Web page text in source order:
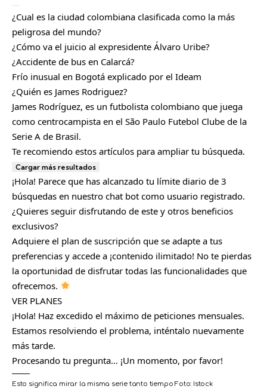
e
r
a
r
¿Cual es la ciudad colombiana clasificada como la más
peligrosa del mundo?
¿Cómo va el juicio al expresidente Álvaro Uribe?
¿Accidente de bus en Calarcá?
Frío inusual en Bogotá explicado por el Ideam
¿Quién es James Rodriguez?
James Rodríguez, es un futbolista colombiano que juega
como centrocampista en el São Paulo Futebol Clube de la
Serie A de Brasil.
Te recomiendo estos artículos para ampliar tu búsqueda.
Cargar más resultados
¡Hola! Parece que has alcanzado tu límite diario de 3
búsquedas en nuestro chat bot como usuario registrado.
¿Quieres seguir disfrutando de este y otros beneficios
exclusivos?
Adquiere el plan de suscripción que se adapte a tus
preferencias y accede a ¡contenido ilimitado! No te pierdas
la oportunidad de disfrutar todas las funcionalidades que
ofrecemos.
VER PLANES
¡Hola! Haz excedido el máximo de peticiones mensuales.
Estamos resolviendo el problema, inténtalo nuevamente
más tarde.
Procesando tu pregunta… ¡Un momento, por favor!
Esto significa mirar la misma serie tanto tiempo Foto: Istock